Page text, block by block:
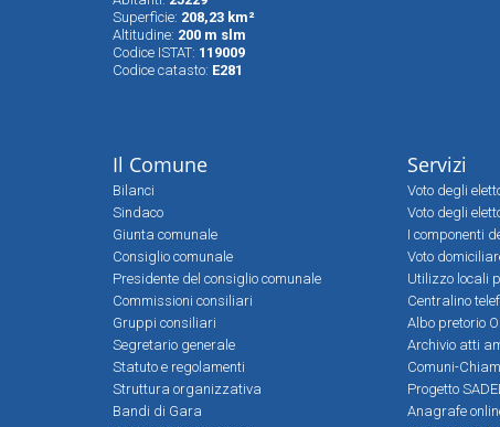
Superfìcie: 208,23 km²
Altitudine: 200 m slm
Codice ISTAT: 119009
Codice catasto: E281
Il Comune
Bilanci
Sindaco
Giunta comunale
Consiglio comunale
Presidente del consiglio comunale
Commissioni consiliari
Gruppi consiliari
Segretario generale
Statuto e regolamenti
Struttura organizzativa
Bandi di Gara
Servizi
Voto degli
Voto degli
I componenti
Voto
Utilizzo locali
Centralino
Albo pretorio
Archivio atti
Comuni-
Progetto
Anagrafe